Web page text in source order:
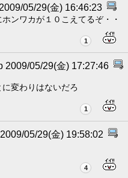
05/29(金) 16:46:23
ンワカが１０こえてるぞ・・
1
2009/05/29(金) 17:27:46
変わりはないだろ
1
05/29(金) 19:58:02
4